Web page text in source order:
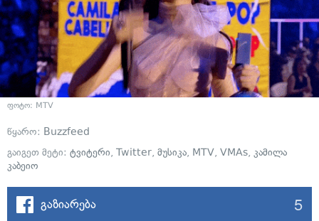
ფოტო: MTV
წყარო: Buzzfeed
გაიგეთ მეტი: ტვიტერი, Twitter, მუსიკა, MTV, VMAs, კამილა
კაბეიო
გაზიარება 5